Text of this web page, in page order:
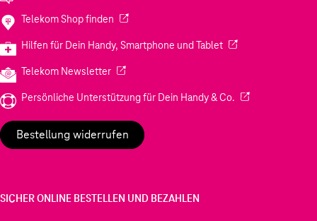
Telekom Shop finden (Wird in einem neuen Tab geöffnet)
Hilfen für Dein Handy, Smartphone und Tablet(Wird in einem
Telekom Newsletter(Wird in einem neuen Tab geöffnet)
Persönliche Unterstützung für Dein Handy & Co. (Wird in einem
Bestellung widerrufen
SICHER ONLINE BESTELLEN UND BEZAHLEN